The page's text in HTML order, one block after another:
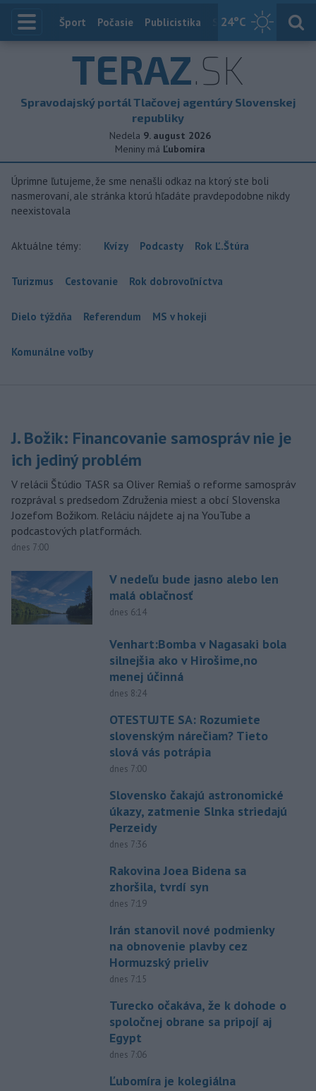
24°C
Index
Šport Počasie Publicistika Slovensko
TERAZ.SK
Spravodajský portál Tlačovej agentúry Slovenskej
republiky
Nedela 9. august 2026
Meniny má Ľubomíra
Úprimne ľutujeme, že sme nenašli odkaz na ktorý ste boli
nasmerovaní, ale stránka ktorú hľadáte pravdepodobne nikdy
neexistovala
Aktuálne témy: Kvízy Podcasty Rok Ľ.Štúra
Turizmus Cestovanie Rok dobrovoľníctva
Dielo týždňa Referendum MS v hokeji
Komunálne voľby
J. Božik: Financovanie samospráv nie je
ich jediný problém
V relácii Štúdio TASR sa Oliver Remiaš o reforme samospráv
rozprával s predsedom Združenia miest a obcí Slovenska
Jozefom Božikom. Reláciu nájdete aj na YouTube a
podcastových platformách.
dnes 7:00
V nedeľu bude jasno alebo len
malá oblačnosť
dnes 6:14
Venhart:Bomba v Nagasaki bola
silnejšia ako v Hirošime,no
menej účinná
dnes 8:24
OTESTUJTE SA: Rozumiete
slovenským nárečiam? Tieto
slová vás potrápia
dnes 7:00
Slovensko čakajú astronomické
úkazy, zatmenie Slnka striedajú
Perzeidy
dnes 7:36
Rakovina Joea Bidena sa
zhoršila, tvrdí syn
dnes 7:19
Irán stanovil nové podmienky
na obnovenie plavby cez
Hormuzský prieliv
dnes 7:15
Turecko očakáva, že k dohode o
spoločnej obrane sa pripojí aj
Egypt
dnes 7:06
Ľubomíra je kolegiálna